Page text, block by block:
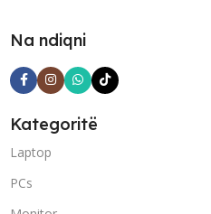
Na ndiqni
Kategoritë
Laptop
PCs